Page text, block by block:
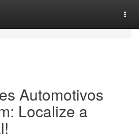
Automotivos
Localize a